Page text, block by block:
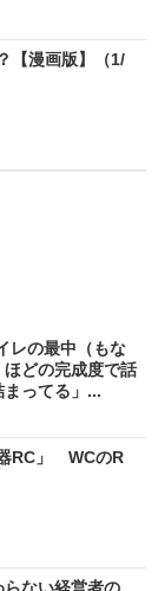
【漫画版】（1/
レの最中（もな
どの完成度で話
ってる」...
RC」 WCのR
らない経営者の